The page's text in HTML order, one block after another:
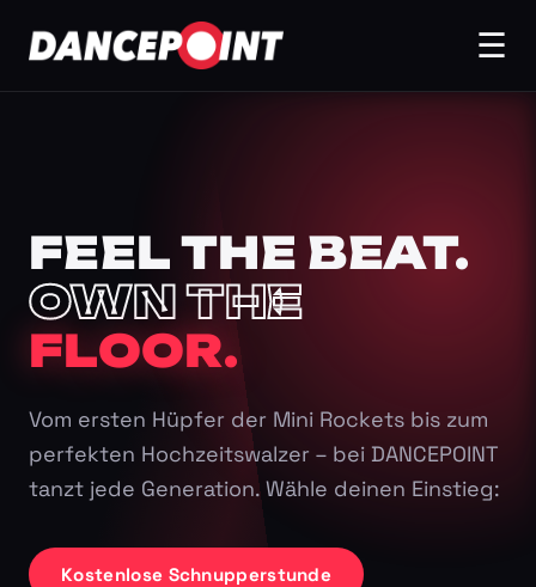
☰
FEEL THE BEAT.
OWN THE
FLOOR.
Vom ersten Hüpfer der Mini Rockets bis zum
perfekten Hochzeitswalzer – bei DANCEPOINT
tanzt jede Generation. Wähle deinen Einstieg:
Kostenlose Schnupperstunde